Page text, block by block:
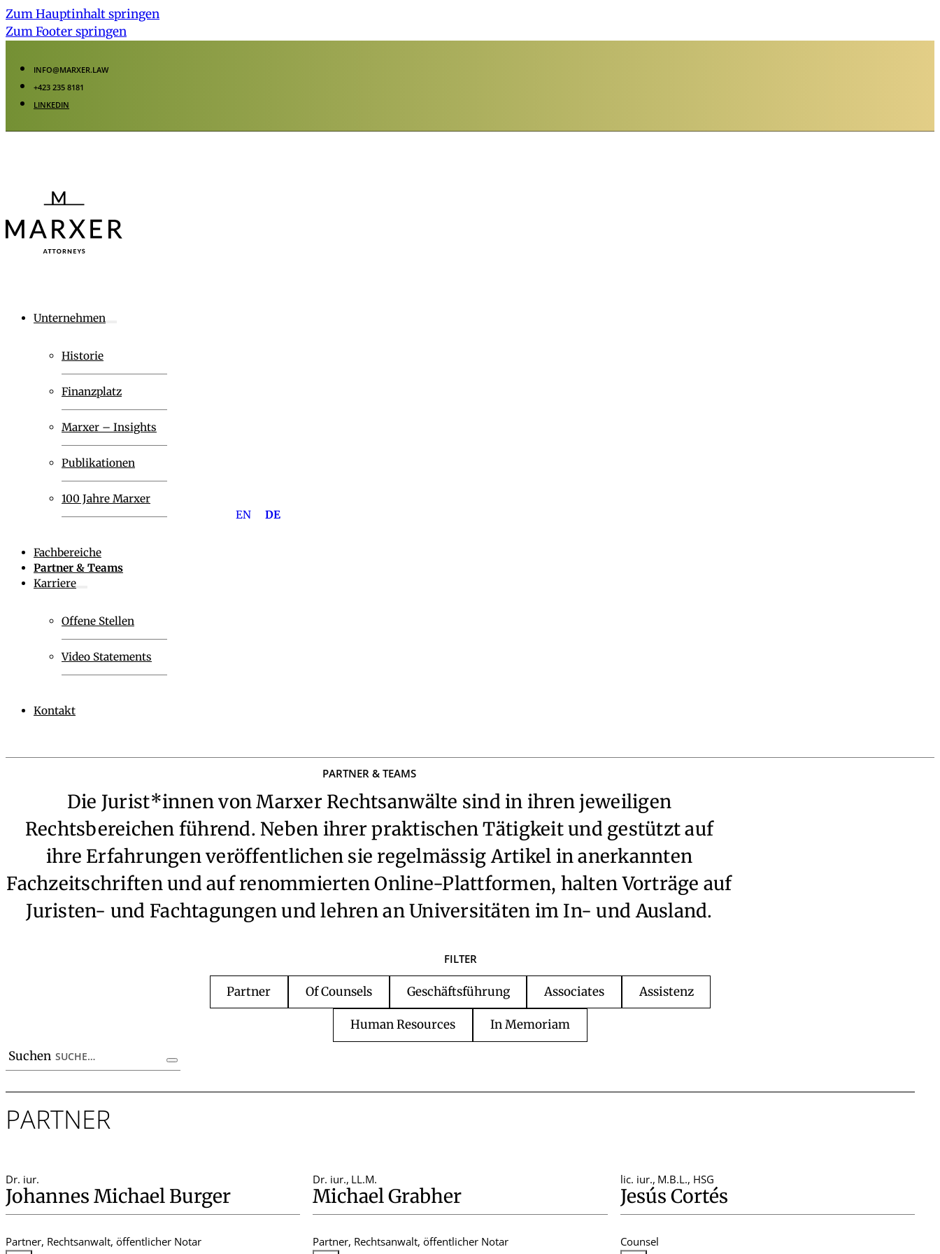
Zum Hauptinhalt springen
Zum Footer springen
INFO@MARXER.LAW
+423 235 8181
LINKEDIN
Unternehmen
Historie
Finanzplatz
Marxer – Insights
Publikationen
100 Jahre Marxer
Fachbereiche
Partner & Teams
Karriere
Offene Stellen
Video Statements
Kontakt
EN DE
PARTNER & TEAMS
Die Jurist*innen von Marxer Rechtsanwälte sind in ihren jeweiligen
Rechtsbereichen führend. Neben ihrer praktischen Tätigkeit und gestützt auf
ihre Erfahrungen veröffentlichen sie regelmässig Artikel in anerkannten
Fachzeitschriften und auf renommierten Online-Plattformen, halten Vorträge auf
Juristen- und Fachtagungen und lehren an Universitäten im In- und Ausland.
FILTER
Partner Of Counsels Geschäftsführung Associates Assistenz
Human Resources In Memoriam
Suchen
PARTNER
Dr. iur.
Johannes Michael Burger
Partner, Rechtsanwalt, öffentlicher Notar
Dr. iur., LL.M.
Michael Grabher
Partner, Rechtsanwalt, öffentlicher Notar
lic. iur., M.B.L., HSG
Jesús Cortés
Counsel